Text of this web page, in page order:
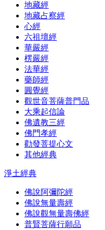
地藏經
地藏占察經
心經
六祖壇經
華嚴經
楞嚴經
法華經
藥師經
圓覺經
觀世音菩薩普門品
大乘起信論
佛遺教三經
佛門孝經
勸發菩提心文
其他經典
淨土經典
佛說阿彌陀經
佛說無量壽經
佛說觀無量壽佛經
普賢菩薩行願品